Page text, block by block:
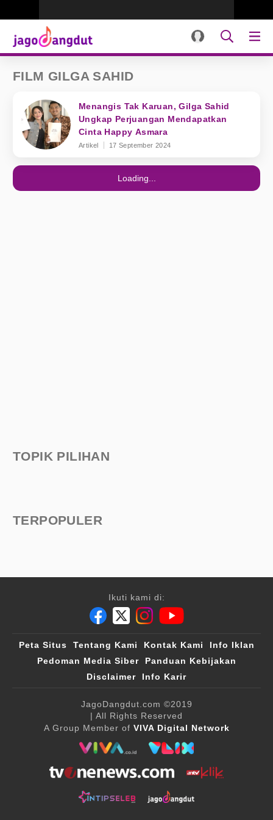
FILM GILGA SAHID
Menangis Tak Karuan, Gilga Sahid
Ungkap Perjuangan Mendapatkan
Cinta Happy Asmara
Artikel 17 September 2024
Loading...
TOPIK PILIHAN
TERPOPULER
Ikuti kami di:
Peta Situs Tentang Kami Kontak Kami
Info Iklan
Pedoman Media Siber
Panduan Kebijakan
Disclaimer
Info Karir
JagoDangdut.com ©2019
| All Rights Reserved
A Group Member of VIVA Digital Network